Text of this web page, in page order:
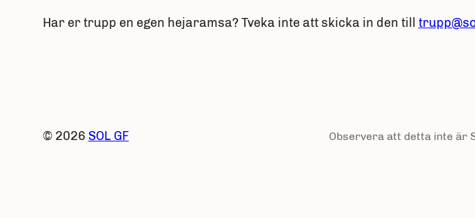
Har er trupp en egen hejaramsa? Tveka inte att skicka in den till
© 2026 SOL GF Observera att detta inte är